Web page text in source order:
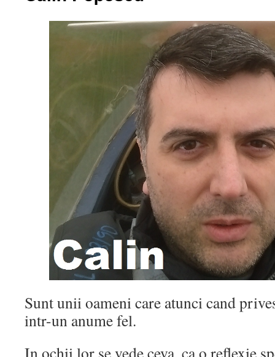
Sunt unii oameni care atunci cand
intr-un anume fel.
In ochii lor se vede ceva, ca o reflexie